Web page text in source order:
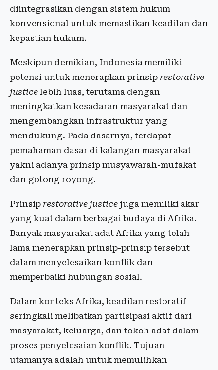
diintegrasikan dengan sistem hukum
konvensional untuk memastikan keadilan dan
kepastian hukum.
Meskipun demikian, Indonesia memiliki
potensi untuk menerapkan prinsip restorative
justice lebih luas, terutama dengan
meningkatkan kesadaran masyarakat dan
mengembangkan infrastruktur yang
mendukung. Pada dasarnya, terdapat
pemahaman dasar di kalangan masyarakat
yakni adanya prinsip musyawarah-mufakat
dan gotong royong.
Prinsip restorative justice juga memiliki akar
yang kuat dalam berbagai budaya di Afrika.
Banyak masyarakat adat Afrika yang telah
lama menerapkan prinsip-prinsip tersebut
dalam menyelesaikan konflik dan
memperbaiki hubungan sosial.
Dalam konteks Afrika, keadilan restoratif
seringkali melibatkan partisipasi aktif dari
masyarakat, keluarga, dan tokoh adat dalam
proses penyelesaian konflik. Tujuan
utamanya adalah untuk memulihkan